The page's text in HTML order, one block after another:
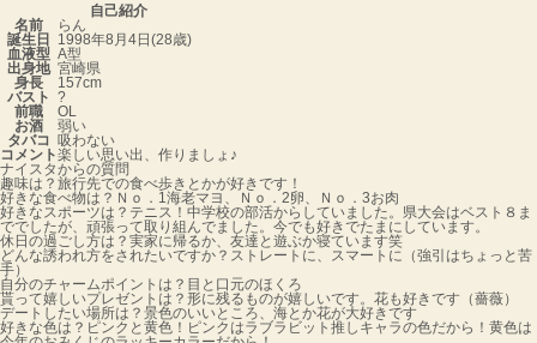
自己紹介
名前
らん
誕生日
1998年8月4日(28歳)
血液型 A型
出身地 宮崎県
身長
157cm
バスト ?
前職
OL
お酒
弱い
タバコ 吸わない
コメント楽しい思い出、作りましょ♪
ナイスタからの質問
趣味は？ 旅行先での食べ歩きとかが好きです！
好きな食べ物は？ Ｎｏ．1海老マヨ、Ｎｏ．2卵、Ｎｏ．3お肉
好きなスポーツは？ テニス！中学校の部活からしていました。県大会はベスト８ま
ででしたが、頑張って取り組んでました。今でも好きでたまにしています。
休日の過ごし方は？ 実家に帰るか、友達と遊ぶか寝ています笑
どんな誘われ方をされたいですか？ ストレートに、スマートに（強引はちょっと苦
手）
自分のチャームポイントは？ 目と口元のほくろ
貰って嬉しいプレゼントは？ 形に残るものが嬉しいです。花も好きです（薔薇）
デートしたい場所は？ 景色のいいところ、海とか花が大好きです
好きな色は？ ピンクと黄色！ピンクはラブラビット推しキャラの色だから！黄色は